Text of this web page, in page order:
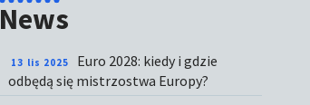
News
13 lis 2025
Euro 2028: kiedy i gdzie
odbędą się mistrzostwa Europy?